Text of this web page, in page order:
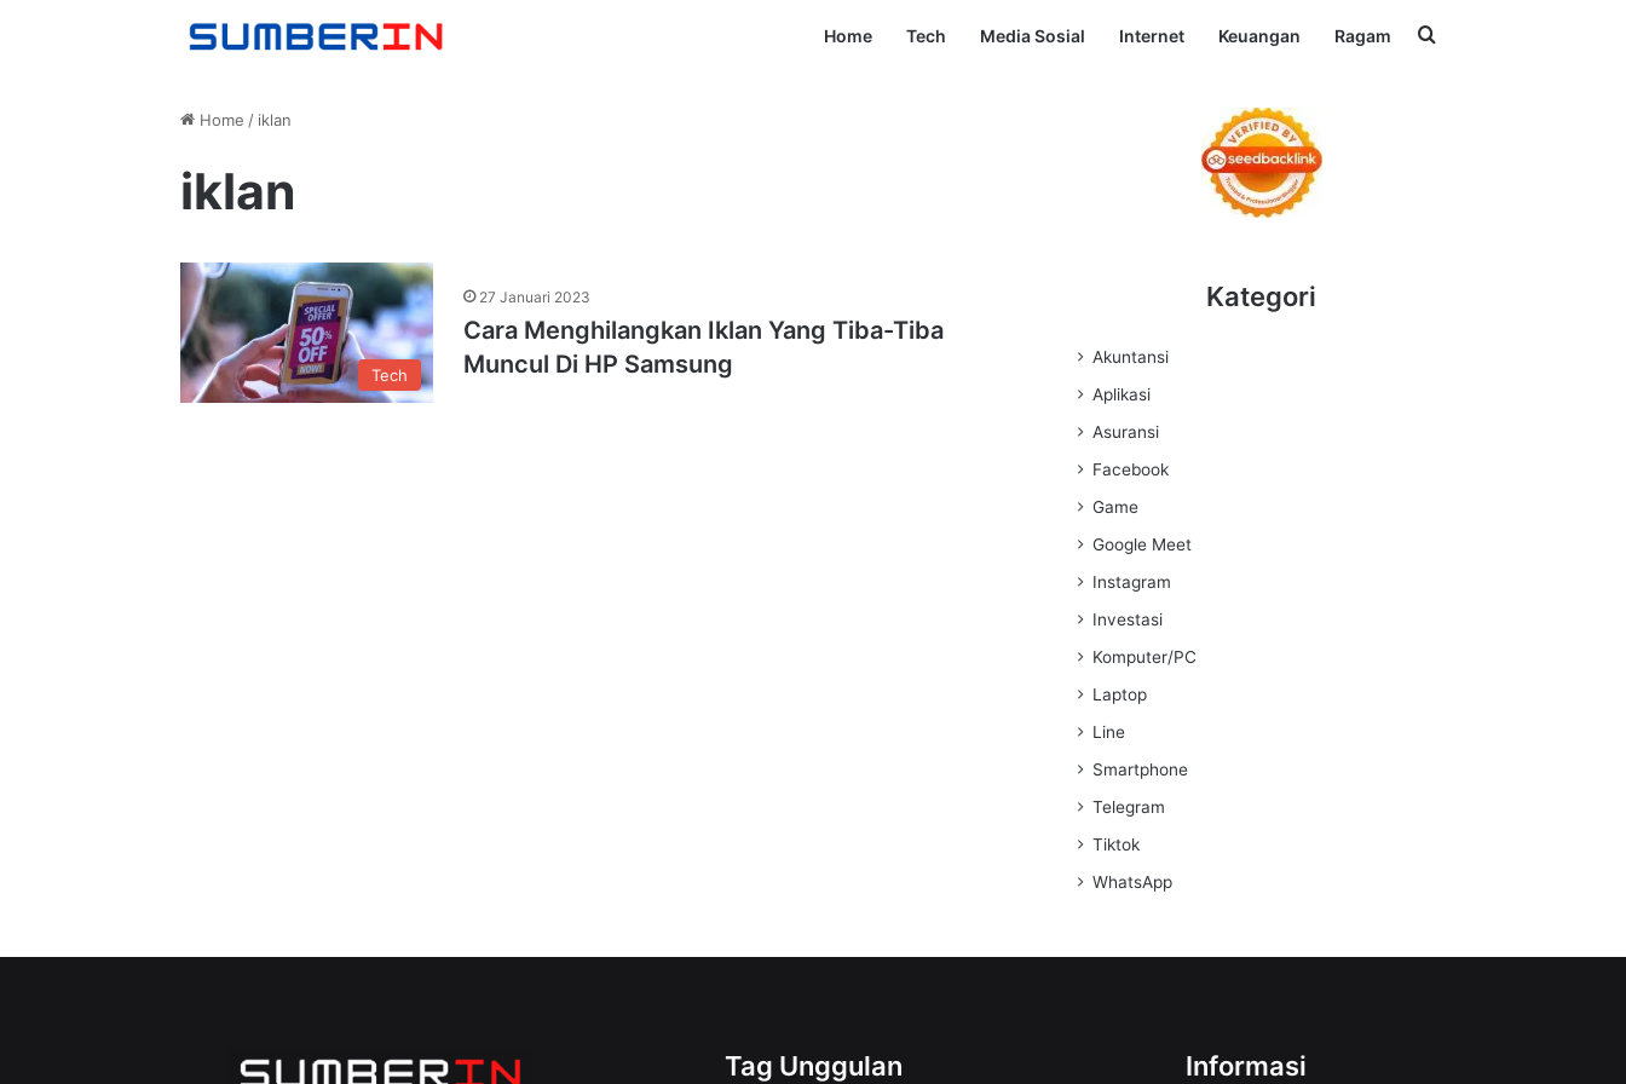
Home Tech Media Sosial Internet Keuangan Ragam Search for
Home / iklan
iklan
Tech
27 Januari 2023
Cara Menghilangkan Iklan Yang Tiba-Tiba
Muncul Di HP Samsung
Kategori
Akuntansi
Aplikasi
Asuransi
Facebook
Game
Google Meet
Instagram
Investasi
Komputer/PC
Laptop
Line
Smartphone
Telegram
Tiktok
WhatsApp
Tag Unggulan Informasi